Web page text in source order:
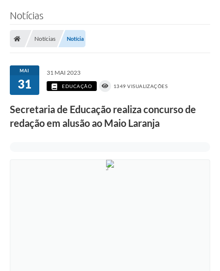
Transparência Pública
Notícias
Legislação
Renuncia de Receita
Notícias
Notícias Notícia
MAI
31
31 MAI 2023
EDUCAÇÃO 1349 VISUALIZAÇÕES
Secretaria de Educação realiza concurso de
redação em alusão ao Maio Laranja